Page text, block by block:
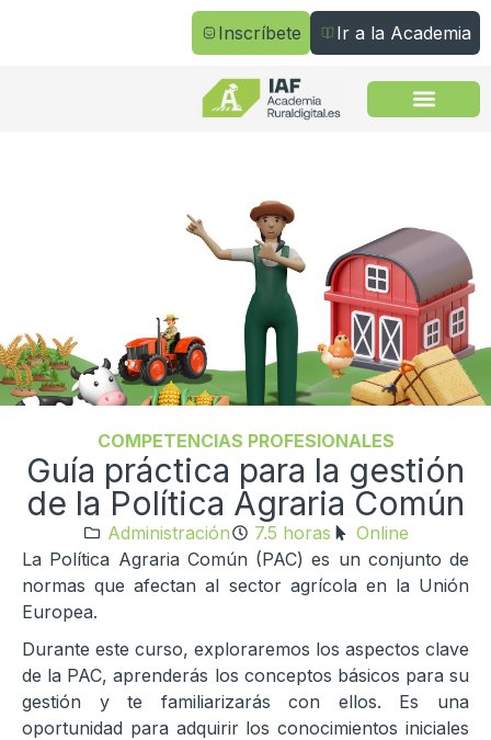
Inscríbete Ir a la Academia
COMPETENCIAS PROFESIONALES
Guía práctica para la gestión
de la Política Agraria Común​
Administración 7.5 horas
Online
La Política Agraria Común (PAC) es un conjunto de
normas que afectan al sector agrícola en la Unión
Europea.
Durante este curso, exploraremos los aspectos clave
de la PAC, aprenderás los conceptos básicos para su
gestión y te familiarizarás con ellos. Es una
oportunidad para adquirir los conocimientos iniciales